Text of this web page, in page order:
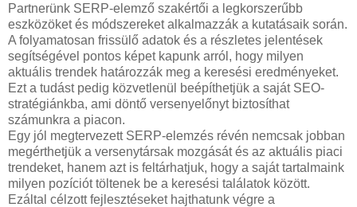
Partnerünk SERP-elemző szakértői a legkorszerűbb
eszközöket és módszereket alkalmazzák a kutatásaik során.
A folyamatosan frissülő adatok és a részletes jelentések
segítségével pontos képet kapunk arról, hogy milyen
aktuális trendek határozzák meg a keresési eredményeket.
Ezt a tudást pedig közvetlenül beépíthetjük a saját SEO-
stratégiánkba, ami döntő versenyelőnyt biztosíthat
számunkra a piacon.
Egy jól megtervezett SERP-elemzés révén nemcsak jobban
megérthetjük a versenytársak mozgását és az aktuális piaci
trendeket, hanem azt is feltárhatjuk, hogy a saját tartalmaink
milyen pozíciót töltenek be a keresési találatok között.
Ezáltal célzott fejlesztéseket hajthatunk végre a